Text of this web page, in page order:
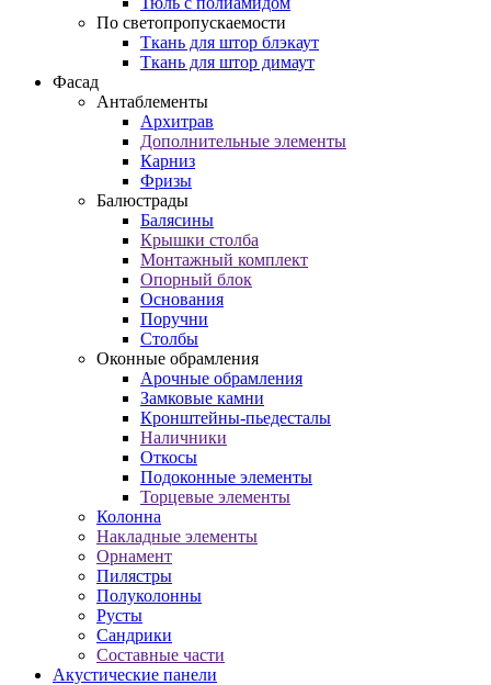
По светопропускаемости
Ткань для штор блэкаут
Ткань для штор димаут
Фасад
Антаблементы
Архитрав
Дополнительные элементы
Карниз
Фризы
Балюстрады
Балясины
Крышки столба
Монтажный комплект
Опорный блок
Основания
Поручни
Столбы
Оконные обрамления
Арочные обрамления
Замковые камни
Кронштейны-пьедесталы
Наличники
Откосы
Подоконные элементы
Торцевые элементы
Колонна
Накладные элементы
Орнамент
Пилястры
Полуколонны
Русты
Сандрики
Составные части
Акустические панели